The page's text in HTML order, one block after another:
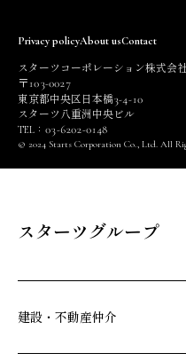
Privacy policyAbout usContact
スターツコーポレーション株式会
〒 103-0027
東京都中央区日本橋3-4-10
スターツ八重洲中央ビル
TEL： 03-6202-0148
© 2024 Starts Corporation Co., Ltd. All
スターツグループ
建設・不動産仲介